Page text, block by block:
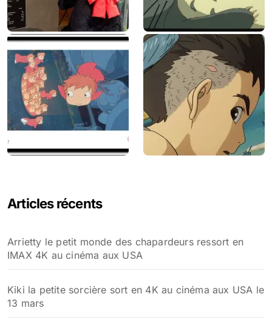
Articles récents
Arrietty le petit monde des chapardeurs ressort en
IMAX 4K au cinéma aux USA
Kiki la petite sorcière sort en 4K au cinéma aux USA le
13 mars